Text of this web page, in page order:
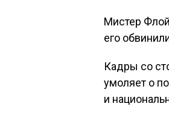
Мистер
его
Кадры со
умоляет о
и